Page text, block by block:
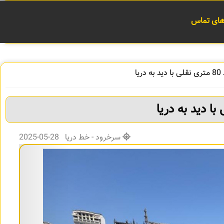
های تماس
سرخرود - خط دریا 28-05-2025